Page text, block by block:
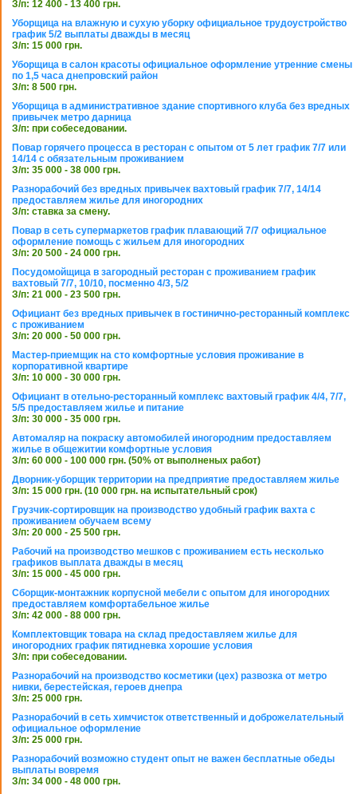
З/п: 12 400 - 13 400 грн.
Уборщица на влажную и сухую уборку официальное трудоустройство
график 5/2 выплаты дважды в месяц
З/п: 15 000 грн.
Уборщица в салон красоты официальное оформление утренние смены
по 1,5 часа днепровский район
З/п: 8 500 грн.
Уборщица в административное здание спортивного клуба без вредных
привычек метро дарница
З/п: при собеседовании.
Повар горячего процесса в ресторан с опытом от 5 лет график 7/7 или
14/14 с обязательным проживанием
З/п: 35 000 - 38 000 грн.
Разнорабочий без вредных привычек вахтовый график 7/7, 14/14
предоставляем жилье для иногородних
З/п: ставка за смену.
Повар в сеть супермаркетов график плавающий 7/7 официальное
оформление помощь с жильем для иногородних
З/п: 20 500 - 24 000 грн.
Посудомойщица в загородный ресторан с проживанием график
вахтовый 7/7, 10/10, посменно 4/3, 5/2
З/п: 21 000 - 23 500 грн.
Официант без вредных привычек в гостинично-ресторанный комплекс
с проживанием
З/п: 20 000 - 50 000 грн.
Мастер-приемщик на сто комфортные условия проживание в
корпоративной квартире
З/п: 10 000 - 30 000 грн.
Официант в отельно-ресторанный комплекс вахтовый график 4/4, 7/7,
5/5 предоставляем жилье и питание
З/п: 30 000 - 35 000 грн.
Автомаляр на покраску автомобилей иногородним предоставляем
жилье в общежитии комфортные условия
З/п: 60 000 - 100 000 грн. (50% от выполненых работ)
Дворник-уборщик территории на предприятие предоставляем жилье
З/п: 15 000 грн. (10 000 грн. на испытательный срок)
Грузчик-сортировщик на производство удобный график вахта с
проживанием обучаем всему
З/п: 20 000 - 25 500 грн.
Рабочий на производство мешков с проживанием есть несколько
графиков выплата дважды в месяц
З/п: 15 000 - 45 000 грн.
Сборщик-монтажник корпусной мебели с опытом для иногородних
предоставляем комфортабельное жилье
З/п: 42 000 - 88 000 грн.
Комплектовщик товара на склад предоставляем жилье для
иногородних график пятидневка хорошие условия
З/п: при собеседовании.
Разнорабочий на производство косметики (цех) развозка от метро
нивки, берестейская, героев днепра
З/п: 25 000 грн.
Разнорабочий в сеть химчисток ответственный и доброжелательный
официальное оформление
З/п: 25 000 грн.
Разнорабочий возможно студент опыт не важен бесплатные обеды
выплаты вовремя
З/п: 34 000 - 48 000 грн.